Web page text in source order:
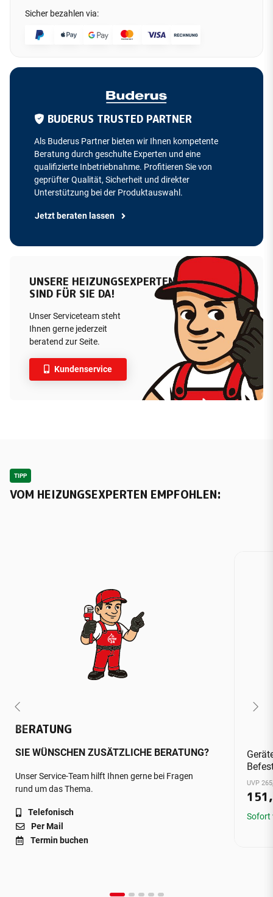
Sicher bezahlen via:
BUDERUS TRUSTED PARTNER
Als Buderus Partner bieten wir Ihnen kompetente
Beratung durch geschulte Experten und eine
qualifizierte Inbetriebnahme. Profitieren Sie von
geprüfter Qualität, Sicherheit und direkter
Unterstützung bei der Produktauswahl.
Jetzt beraten lassen
UNSERE HEIZUNGSEXPERTEN
SIND FÜR SIE DA!
Unser Serviceteam steht
Ihnen gerne jederzeit
beratend zur Seite.
Kundenservice
TIPP
VOM HEIZUNGSEXPERTEN EMPFOHLEN:
BERATUNG
SIE WÜNSCHEN ZUSÄTZLICHE BERATUNG?
Unser Service-Team hilft Ihnen gerne bei Fragen
rund um das Thema.
Telefonisch
Per Mail
Termin buchen
UVP
Sofort